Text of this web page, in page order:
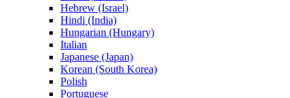
Hebrew (Israel)
Hindi (India)
Hungarian (Hungary)
Italian
Japanese (Japan)
Korean (South Korea)
Polish
Portuguese